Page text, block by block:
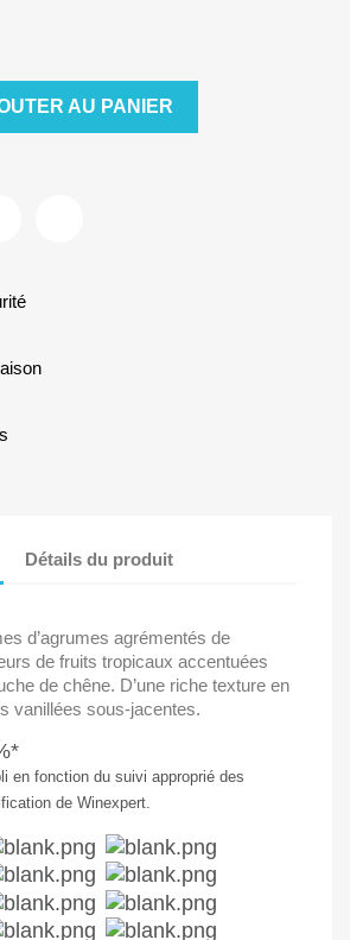
AU PANIER
Détails du produit
d’agrumes agrémentés de
de fruits tropicaux accentuées
de chêne. D’une riche texture en
vanillées sous-jacentes.
en fonction du suivi approprié des
de Winexpert.